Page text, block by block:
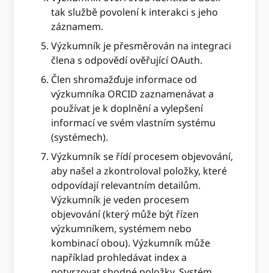
tak službě povolení k interakci s jeho
záznamem.
Výzkumník je přesměrován na integraci
člena s odpovědí ověřující OAuth.
Člen shromažďuje informace od
výzkumníka ORCID zaznamenávat a
používat je k doplnění a vylepšení
informací ve svém vlastním systému
(systémech).
Výzkumník se řídí procesem objevování,
aby našel a zkontroloval položky, které
odpovídají relevantním detailům.
Výzkumník je veden procesem
objevování (který může být řízen
výzkumníkem, systémem nebo
kombinací obou). Výzkumník může
například prohledávat index a